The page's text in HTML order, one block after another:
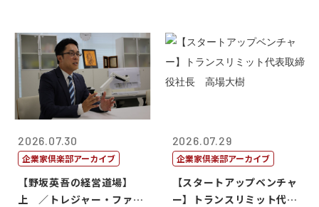
2026.07.30
企業家倶楽部アーカイブ
【野坂英吾の経営道場】
上 ／トレジャー・ファク
2026.07.29
企業家倶楽部アーカイブ
【スタートアップベンチャ
ー】トランスリミット代表